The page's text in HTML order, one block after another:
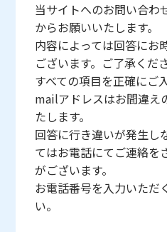
当サイトへのお問い合わ
からお願いいたします。
内容によっては回答にお
ございます。ご了承くだ
すべての項目を正確にご
mailアドレスはお間違え
たします。
回答に行き違いが発生し
てはお電話にてご連絡を
がございます。
お電話番号を入力いただ
い。